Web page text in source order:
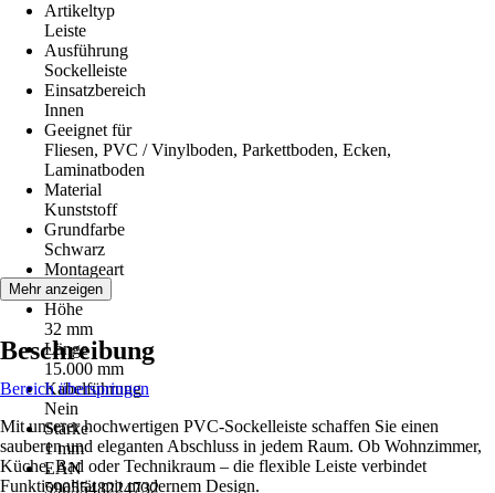
Artikeltyp
Leiste
Ausführung
Sockelleiste
Einsatzbereich
Innen
Geeignet für
Fliesen, PVC / Vinylboden, Parkettboden, Ecken,
Laminatboden
Material
Kunststoff
Grundfarbe
Schwarz
Montageart
Kleben
Höhe
32 mm
Länge
15.000 mm
Kabelführung
Nein
Stärke
1 mm
EAN
5905548224732
Mehr anzeigen
Beschreibung
Bereich überspringen
Mit unserer hochwertigen PVC-Sockelleiste schaffen Sie einen
sauberen und eleganten Abschluss in jedem Raum. Ob Wohnzimmer,
Küche, Bad oder Technikraum – die flexible Leiste verbindet
Funktionalität mit modernem Design.